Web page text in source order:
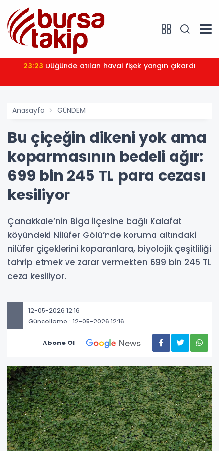
23:23 Düğünde atılan havai fişek yangın çıkardı
Anasayfa GÜNDEM
Bu çiçeğin dikeni yok ama
koparmasının bedeli ağır:
699 bin 245 TL para cezası
kesiliyor
Çanakkale’nin Biga ilçesine bağlı Kalafat
köyündeki Nilüfer Gölü’nde koruma altındaki
nilüfer çiçeklerini koparanlara, biyolojik çeşitliliği
tahrip etmek ve zarar vermekten 699 bin 245 TL
ceza kesiliyor.
12-05-2026 12:16
Güncelleme : 12-05-2026 12:16
Abone Ol